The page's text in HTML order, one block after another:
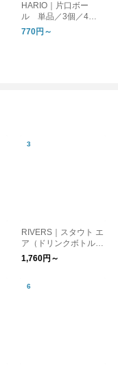
HARIO｜片口ボー
ル 単品／3個／4個
セット
770円～
RIVERS｜スタウト エ
ア（ドリンクボトル）
【ウォーターボトル・
水筒】【登山・キャン
1,760円～